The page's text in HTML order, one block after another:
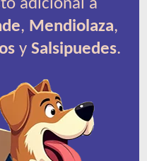
adicional a
, Mendiolaza,
y Salsipuedes.